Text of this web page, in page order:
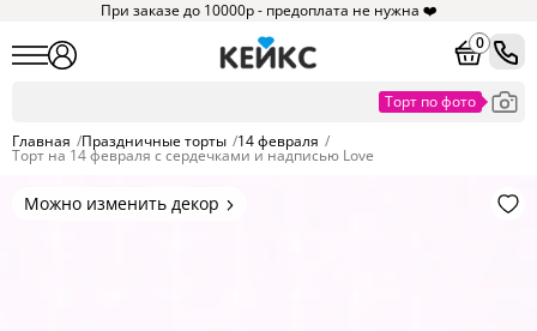
При заказе до 10000р - предоплата не нужна ❤️
0
Главная /Праздничные торты /14 февраля /
Торт на 14 февраля с сердечками и надписью Love
Можно изменить декор